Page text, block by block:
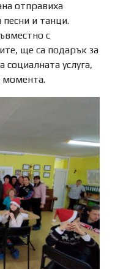
отправиха
и танци.
с
ще са подарък за
социалната услуга,
момента.